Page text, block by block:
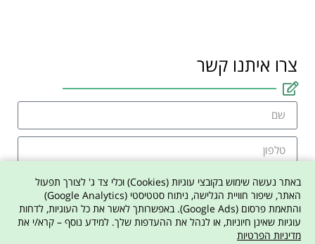
צרו איתנו קשר
אני מסכים למדיניות הפרטיות באתר
באתר נעשה שימוש בקובצי עוגיות (Cookies) וכלי צד ג' לצורך תפעול
האתר, שיפור חוויית הגלישה, ניתוח סטטיסטי (Google Analytics)
והתאמת פרסום (Google Ads). באפשרותך לאשר את כל העוגיות, לדחות
עוגיות שאינן חיוניות, או לנהל את ההעדפות שלך. למידע נוסף – קרא/י את
מדיניות הפרטיות